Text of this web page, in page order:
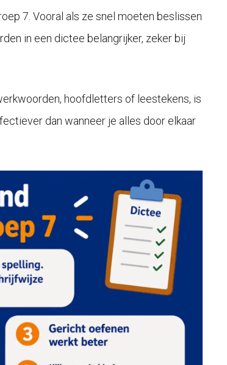
7. Vooral als ze snel moeten beslissen
in een dictee belangrijker, zeker bij
hoofdletters of leestekens, is
dan wanneer je alles door elkaar